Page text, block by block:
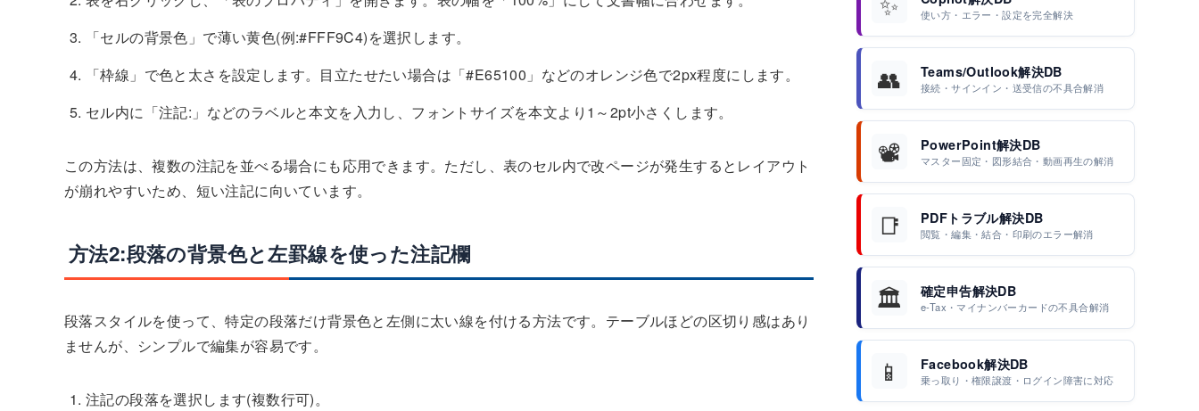
「セルの背景色」で薄い黄色(例:#FFF9C4)を選択します。
「枠線」で色と太さを設定します。目立たせたい場合は「#E65100」などのオレンジ色で2px程度にします。
セル内に「注記:」などのラベルと本文を入力し、フォントサイズを本文より1～2pt小さくします。
この方法は、複数の注記を並べる場合にも応用できます。ただし、表のセル内で改ページが発生するとレイアウト
が崩れやすいため、短い注記に向いています。
方法2:段落の背景色と左罫線を使った注記欄
段落スタイルを使って、特定の段落だけ背景色と左側に太い線を付ける方法です。テーブルほどの区切り感はあり
ませんが、シンプルで編集が容易です。
注記の段落を選択します(複数行可)。
使い方・エラー・設定を完全解決
👥 Teams/Outlook解決DB
接続・サインイン・送受信の不具合解消
📽️ PowerPoint解決DB
マスター固定・図形結合・動画再生の解消
📑 PDFトラブル解決DB
閲覧・編集・結合・印刷のエラー解消
🏛️ 確定申告解決DB
e-Tax・マイナンバーカードの不具合解消
📱 Facebook解決DB
乗っ取り・権限譲渡・ログイン障害に対応